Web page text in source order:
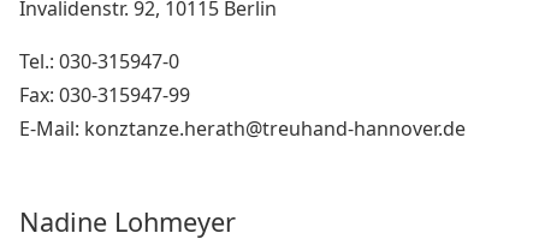
Invalidenstr. 92, 10115 Berlin
Tel.: 030-315947-0
Fax: 030-315947-99
E-Mail: konztanze.herath@treuhand-hannover.de
Nadine Lohmeyer